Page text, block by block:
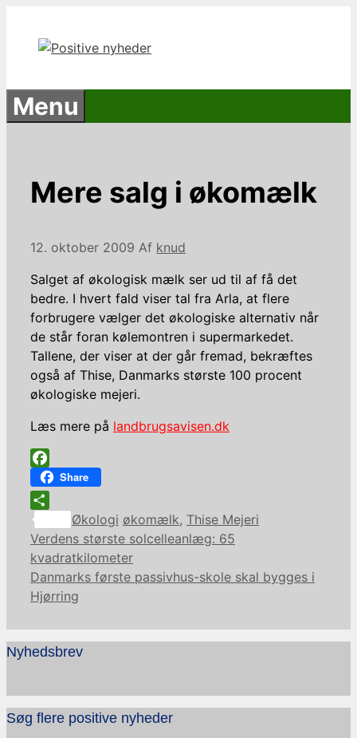
indhold
Menu
Mere salg i økomælk
12. oktober 2009 Af knud
Salget af økologisk mælk ser ud til af få det
bedre. I hvert fald viser tal fra Arla, at flere
forbrugere vælger det økologiske alternativ når
de står foran kølemontren i supermarkedet.
Tallene, der viser at der går fremad, bekræftes
også af Thise, Danmarks største 100 procent
økologiske mejeri.
Læs mere på landbrugsavisen.dk
Facebook
Share
Share
Kategorier
Økologi Tags
økomælk, Thise Mejeri
Verdens største solcelleanlæg: 65
kvadratkilometer
Danmarks første passivhus-skole skal bygges i
Hjørring
Nyhedsbrev
Søg flere positive nyheder